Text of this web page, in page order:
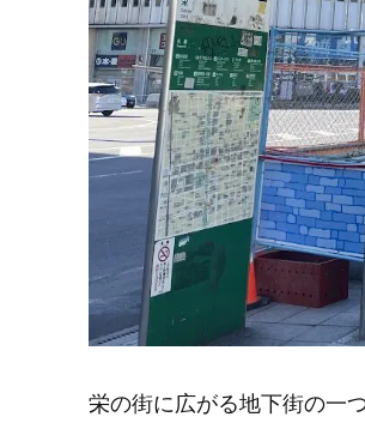
栄の街に広がる地下街の一